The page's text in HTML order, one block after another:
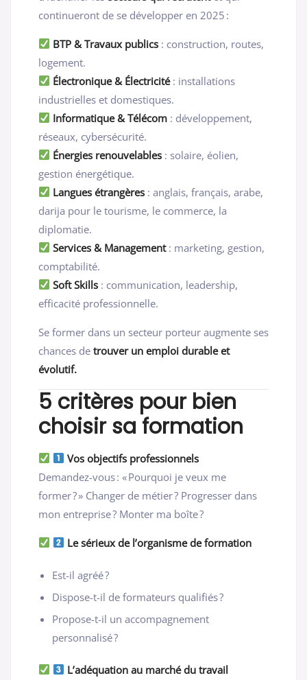
continueront de se développer en 2025 :
BTP & Travaux publics : construction, routes,
logement.
Électronique & Électricité: installations
industrielles et domestiques.
Informatique & Télécom : développement,
réseaux, cybersécurité.
Énergies renouvelables : solaire, éolien,
gestion énergétique.
Langues étrangères : anglais, français, arabe,
darija pour le tourisme, le commerce, la
diplomatie.
Services & Management: marketing, gestion,
comptabilité.
Soft Skills : communication, leadership,
efficacité professionnelle.
Se former dans un secteur porteur augmente ses
chances de trouver un emploi durable et
évolutif.
5 critères pour bien
choisir sa formation
Vos objectifs professionnels
Demandez-vous : « Pourquoi je veux me
former ? » Changer de métier ? Progresser dans
mon entreprise ? Monter ma boîte ?
Le sérieux de l’organisme de formation
Est-il agréé ?
Dispose-t-il de formateurs qualifiés ?
Propose-t-il un accompagnement
personnalisé ?
L’adéquation au marché du travail